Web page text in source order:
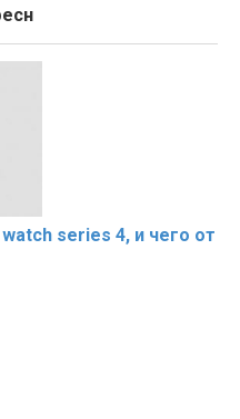
series 4, и чего от